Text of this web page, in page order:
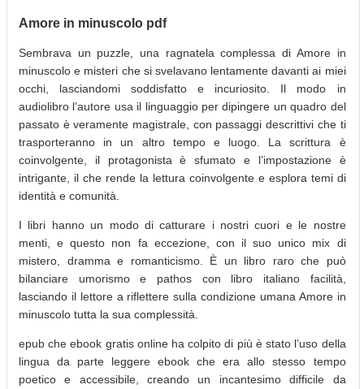
Amore in minuscolo pdf
Sembrava un puzzle, una ragnatela complessa di Amore in
minuscolo e misteri che si svelavano lentamente davanti ai miei
occhi, lasciandomi soddisfatto e incuriosito. Il modo in
audiolibro l’autore usa il linguaggio per dipingere un quadro del
passato è veramente magistrale, con passaggi descrittivi che ti
trasporteranno in un altro tempo e luogo. La scrittura è
coinvolgente, il protagonista è sfumato e l’impostazione è
intrigante, il che rende la lettura coinvolgente e esplora temi di
identità e comunità.
I libri hanno un modo di catturare i nostri cuori e le nostre
menti, e questo non fa eccezione, con il suo unico mix di
mistero, dramma e romanticismo. È un libro raro che può
bilanciare umorismo e pathos con libro italiano facilità,
lasciando il lettore a riflettere sulla condizione umana Amore in
minuscolo tutta la sua complessità.
epub che ebook gratis online ha colpito di più è stato l’uso della
lingua da parte leggere ebook che era allo stesso tempo
poetico e accessibile, creando un incantesimo difficile da